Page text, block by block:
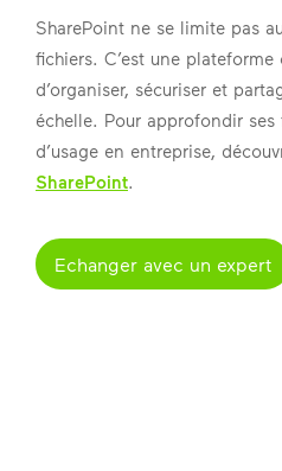
SharePoint ne se limite pas
fichiers. C’est une
d’organiser, sécuriser et
échelle. Pour approfondir
d’usage en entreprise,
SharePoint.
Echanger avec un expert